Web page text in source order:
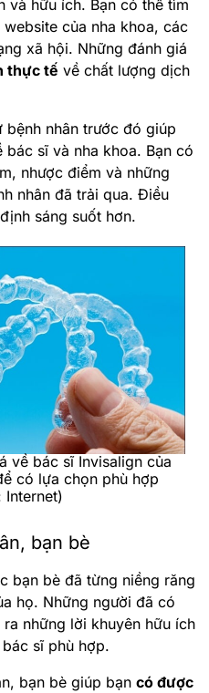
và hữu ích. Bạn có thể tìm
của nha khoa, các
xã hội. Những đánh giá
thực tế về chất lượng dịch
bệnh nhân trước đó giúp
sĩ và nha khoa. Bạn có
nhược điểm và những
nhân đã trải qua. Điều
sáng suốt hơn.
về bác sĩ Invisalign của
có lựa chọn phù hợp
Internet)
bạn bè
bạn bè đã từng niềng răng
họ. Những người đã có
những lời khuyên hữu ích
sĩ phù hợp.
bạn bè giúp bạn có được